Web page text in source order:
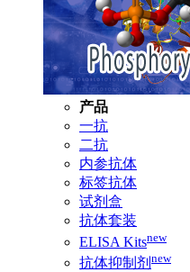
产品
一抗
二抗
内参抗体
标签抗体
试剂盒
抗体套装
ELISA Kitsnew
抗体抑制剂 new